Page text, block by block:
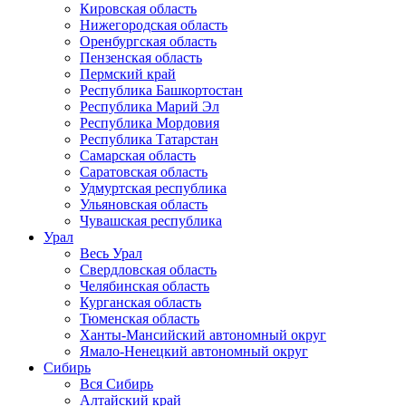
Кировская область
Нижегородская область
Оренбургская область
Пензенская область
Пермский край
Республика Башкортостан
Республика Марий Эл
Республика Мордовия
Республика Татарстан
Самарская область
Саратовская область
Удмуртская республика
Ульяновская область
Чувашская республика
Урал
Весь Урал
Свердловская область
Челябинская область
Курганская область
Тюменская область
Ханты-Мансийский автономный округ
Ямало-Ненецкий автономный округ
Сибирь
Вся Сибирь
Алтайский край